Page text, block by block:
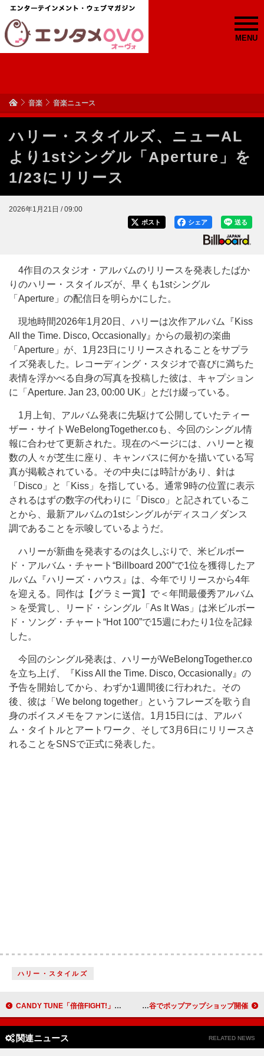
MENU
音楽 音楽ニュース
ハリー・スタイルズ、ニューAL
より1stシングル「Aperture」を
1/23にリリース
2026年1月21日 / 09:00
送る
シェア
ポスト
4作目のスタジオ・アルバムのリリースを発表したばか
りのハリー・スタイルズが、早くも1stシングル
「Aperture」の配信日を明らかにした。
現地時間2026年1月20日、ハリーは次作アルバム『Kiss
All the Time. Disco, Occasionally』からの最初の楽曲
「Aperture」が、1月23日にリリースされることをサプラ
イズ発表した。レコーディング・スタジオで喜びに満ちた
表情を浮かべる自身の写真を投稿した彼は、キャプション
に「Aperture. Jan 23, 00:00 UK」とだけ綴っている。
1月上旬、アルバム発表に先駆けて公開していたティー
ザー・サイトWeBelongTogether.coも、今回のシングル情
報に合わせて更新された。現在のページには、ハリーと複
数の人々が芝生に座り、キャンバスに何かを描いている写
真が掲載されている。その中央には時計があり、針は
「Disco」と「Kiss」を指している。通常9時の位置に表示
されるはずの数字の代わりに「Disco」と記されているこ
とから、最新アルバムの1stシングルがディスコ／ダンス
調であることを示唆しているようだ。
ハリーが新曲を発表するのは久しぶりで、米ビルボー
ド・アルバム・チャート“Billboard 200”で1位を獲得したア
ルバム『ハリーズ・ハウス』は、今年でリリースから4年
を迎える。同作は【グラミー賞】で＜年間最優秀アルバム
＞を受賞し、リード・シングル「As It Was」は米ビルボー
ド・ソング・チャート“Hot 100”で15週にわたり1位を記録
した。
今回のシングル発表は、ハリーがWeBelongTogether.co
を立ち上げ、『Kiss All the Time. Disco, Occasionally』の
予告を開始してから、わずか1週間後に行われた。その
後、彼は「We belong together」というフレーズを歌う自
身のボイスメモをファンに送信。1月15日には、アルバ
ム・タイトルとアートワーク、そして3月6日にリリースさ
れることをSNSで正式に発表した。
ハリー・スタイルズ
CANDY TUNE「倍倍FIGHT!」自身初のストリーミング累計1億回突破 XGの1stアルバム『THE CORE – 核』発売記念、渋谷でポップアップショップ開催
関連ニュース RELATED NEWS